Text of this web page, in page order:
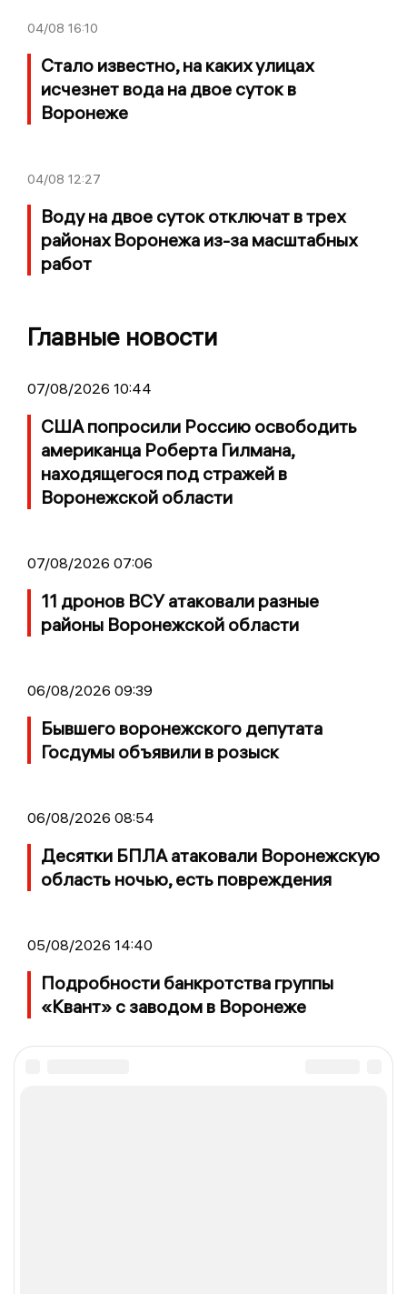
04/08 16:10
Стало известно, на каких улицах
исчезнет вода на двое суток в
Воронеже
04/08 12:27
Воду на двое суток отключат в трех
районах Воронежа из-за масштабных
работ
Главные новости
07/08/2026 10:44
США попросили Россию освободить
американца Роберта Гилмана,
находящегося под стражей в
Воронежской области
07/08/2026 07:06
11 дронов ВСУ атаковали разные
районы Воронежской области
06/08/2026 09:39
Бывшего воронежского депутата
Госдумы объявили в розыск
06/08/2026 08:54
Десятки БПЛА атаковали Воронежскую
область ночью, есть повреждения
05/08/2026 14:40
Подробности банкротства группы
«Квант» с заводом в Воронеже